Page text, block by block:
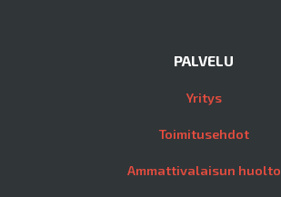
PALVELU
Yritys
Toimitusehdot
Ammattivalaisun huolto